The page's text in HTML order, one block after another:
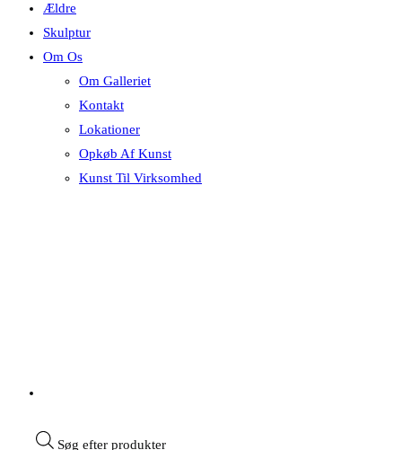
Ældre
Skulptur
Om Os
Om Galleriet
Kontakt
Lokationer
Opkøb Af Kunst
Kunst Til Virksomhed
Søg efter produkter